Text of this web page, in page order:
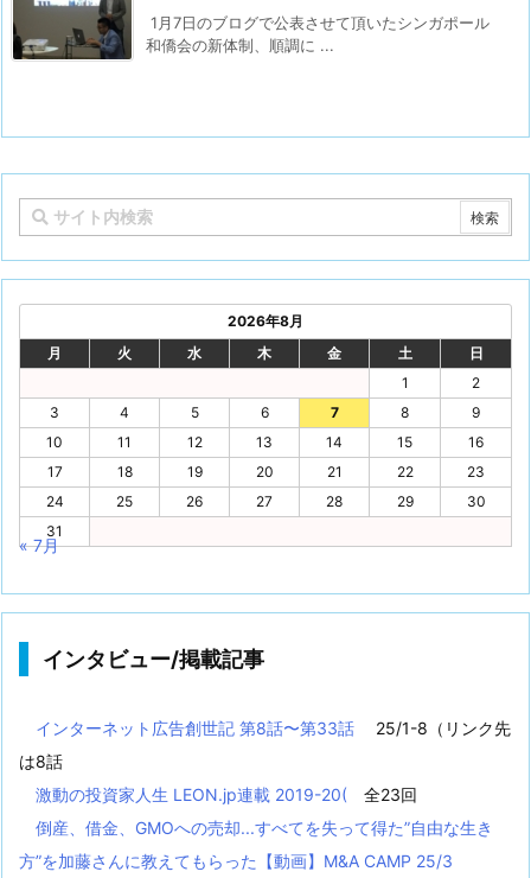
1月7日のブログで公表させて頂いたシンガポール
和僑会の新体制、順調に ...
2026年8月
月
火 水 木 金 土
日
1
2
3
4 5 6 7 8
9
10
11 12 13 14 15
16
17
18 19 20 21 22
23
24
25 26 27 28 29
30
31
« 7月
インタビュー/掲載記事
インターネット広告創世記 第8話〜第33話
25/1-8（リンク先
は8話
激動の投資家人生 LEON.jp連載 2019-20(
全23回
倒産、借金、GMOへの売却...すべてを失って得た”自由な生き
方”を加藤さんに教えてもらった【動画】M&A CAMP 25/3